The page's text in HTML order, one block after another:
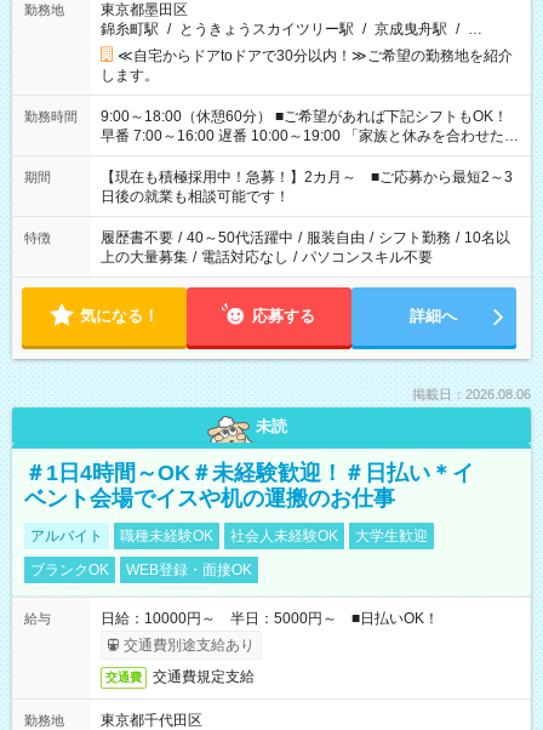
勤務地
東京都墨田区
錦糸町駅 / とうきょうスカイツリー駅 / 京成曳舟駅 / …
≪自宅からドアtoドアで30分以内！≫ご希望の勤務地を紹介
します。
勤務時間
9:00～18:00（休憩60分） ■ご希望があれば下記シフトもOK！
早番 7:00～16:00 遅番 10:00～19:00 「家族と休みを合わせた
い」 「余裕を持って夕飯の準備がしたい」 「できれば残業はし
たくない」 など、ご希望を教えてくださいね。 ※Wワーク希望
の方へ 今ご覧のお仕事で希望する勤務時間と、もう1つのお仕事
の勤務時間。 合計で週40時間を超える場合は応募できません。
期間
【現在も積極採用中！急募！】2カ月～ ■ご応募から最短2～3
日後の就業も相談可能です！
特徴 履歴書不要 / 40～50代活躍中 / 服装自由 / シフト勤務 / 10名以
上の大量募集 / 電話対応なし / パソコンスキル不要
気になる！ 応募する 詳細へ
掲載日：2026.08.06
未読
＃1日4時間～OK＃未経験歓迎！＃日払い＊イ
ベント会場でイスや机の運搬のお仕事
アルバイト 職種未経験OK 社会人未経験OK
大学生歓迎
ブランクOK
WEB登録・面接OK
給与
日給：10000円～ 半日：5000円～ ■日払いOK！
交通費別途支給あり
交通費 交通費規定支給
勤務地
東京都千代田区